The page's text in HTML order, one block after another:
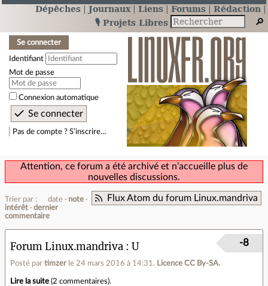
Dépêches Journaux Liens Forums
Rédaction
🎙️ Projets Libres
Se connecter
Identifiant
Mot de passe
Connexion automatique
Pas de compte ? S’inscrire…
Attention, ce forum a été archivé et n’accueille plus de
nouvelles discussions.
Flux Atom du forum Linux.mandriva
Trier par : date
note
intérêt
dernier
commentaire
Forum Linux.mandriva U
Posté par timzer le 24 mars 2016 à 14:31 . Licence CC By‑SA.
-8
Lire la suite (2 commentaires).